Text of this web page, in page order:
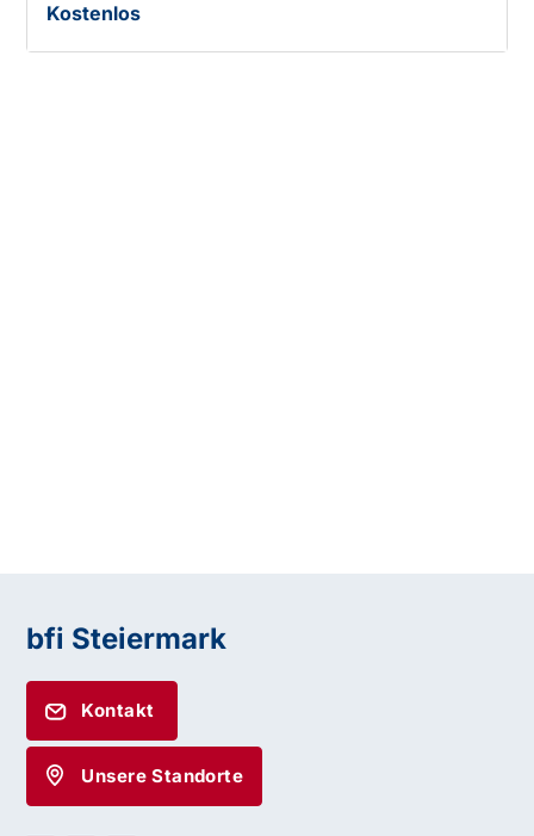
Kostenlos
bfi Steiermark
Kontakt
Unsere Standorte